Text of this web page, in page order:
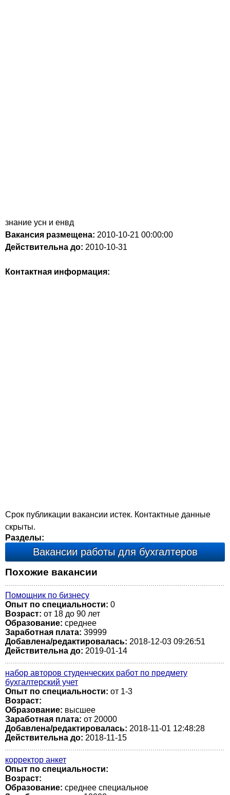
знание усн и енвд
Вакансия размещена: 2010-10-21 00:00:00
Действительна до: 2010-10-31
Контактная информация:
Срок публикации вакансии истек. Контактные данные
скрыты.
Разделы:
Вакансии работы для бухгалтеров
Похожие вакансии
Помощник по бизнесу
Опыт по специальности: 0
Возраст: от 18 до 90 лет
Образование: среднее
Заработная плата: 39999
Добавлена/редактировалась: 2018-12-03 09:26:51
Действительна до: 2019-01-14
набор авторов студенческих работ по предмету
бухгалтерский учет
Опыт по специальности: от 1-3
Возраст:
Образование: высшее
Заработная плата: от 20000
Добавлена/редактировалась: 2018-11-01 12:48:28
Действительна до: 2018-11-15
корректор анкет
Опыт по специальности:
Возраст:
Образование: среднее специальное